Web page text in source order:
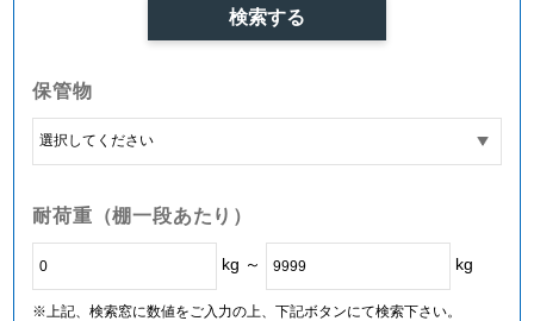
保管物
耐荷重（棚一段あたり）
kg ～ kg
※上記、検索窓に数値をご入力の上、下記ボタンにて検索下さい。